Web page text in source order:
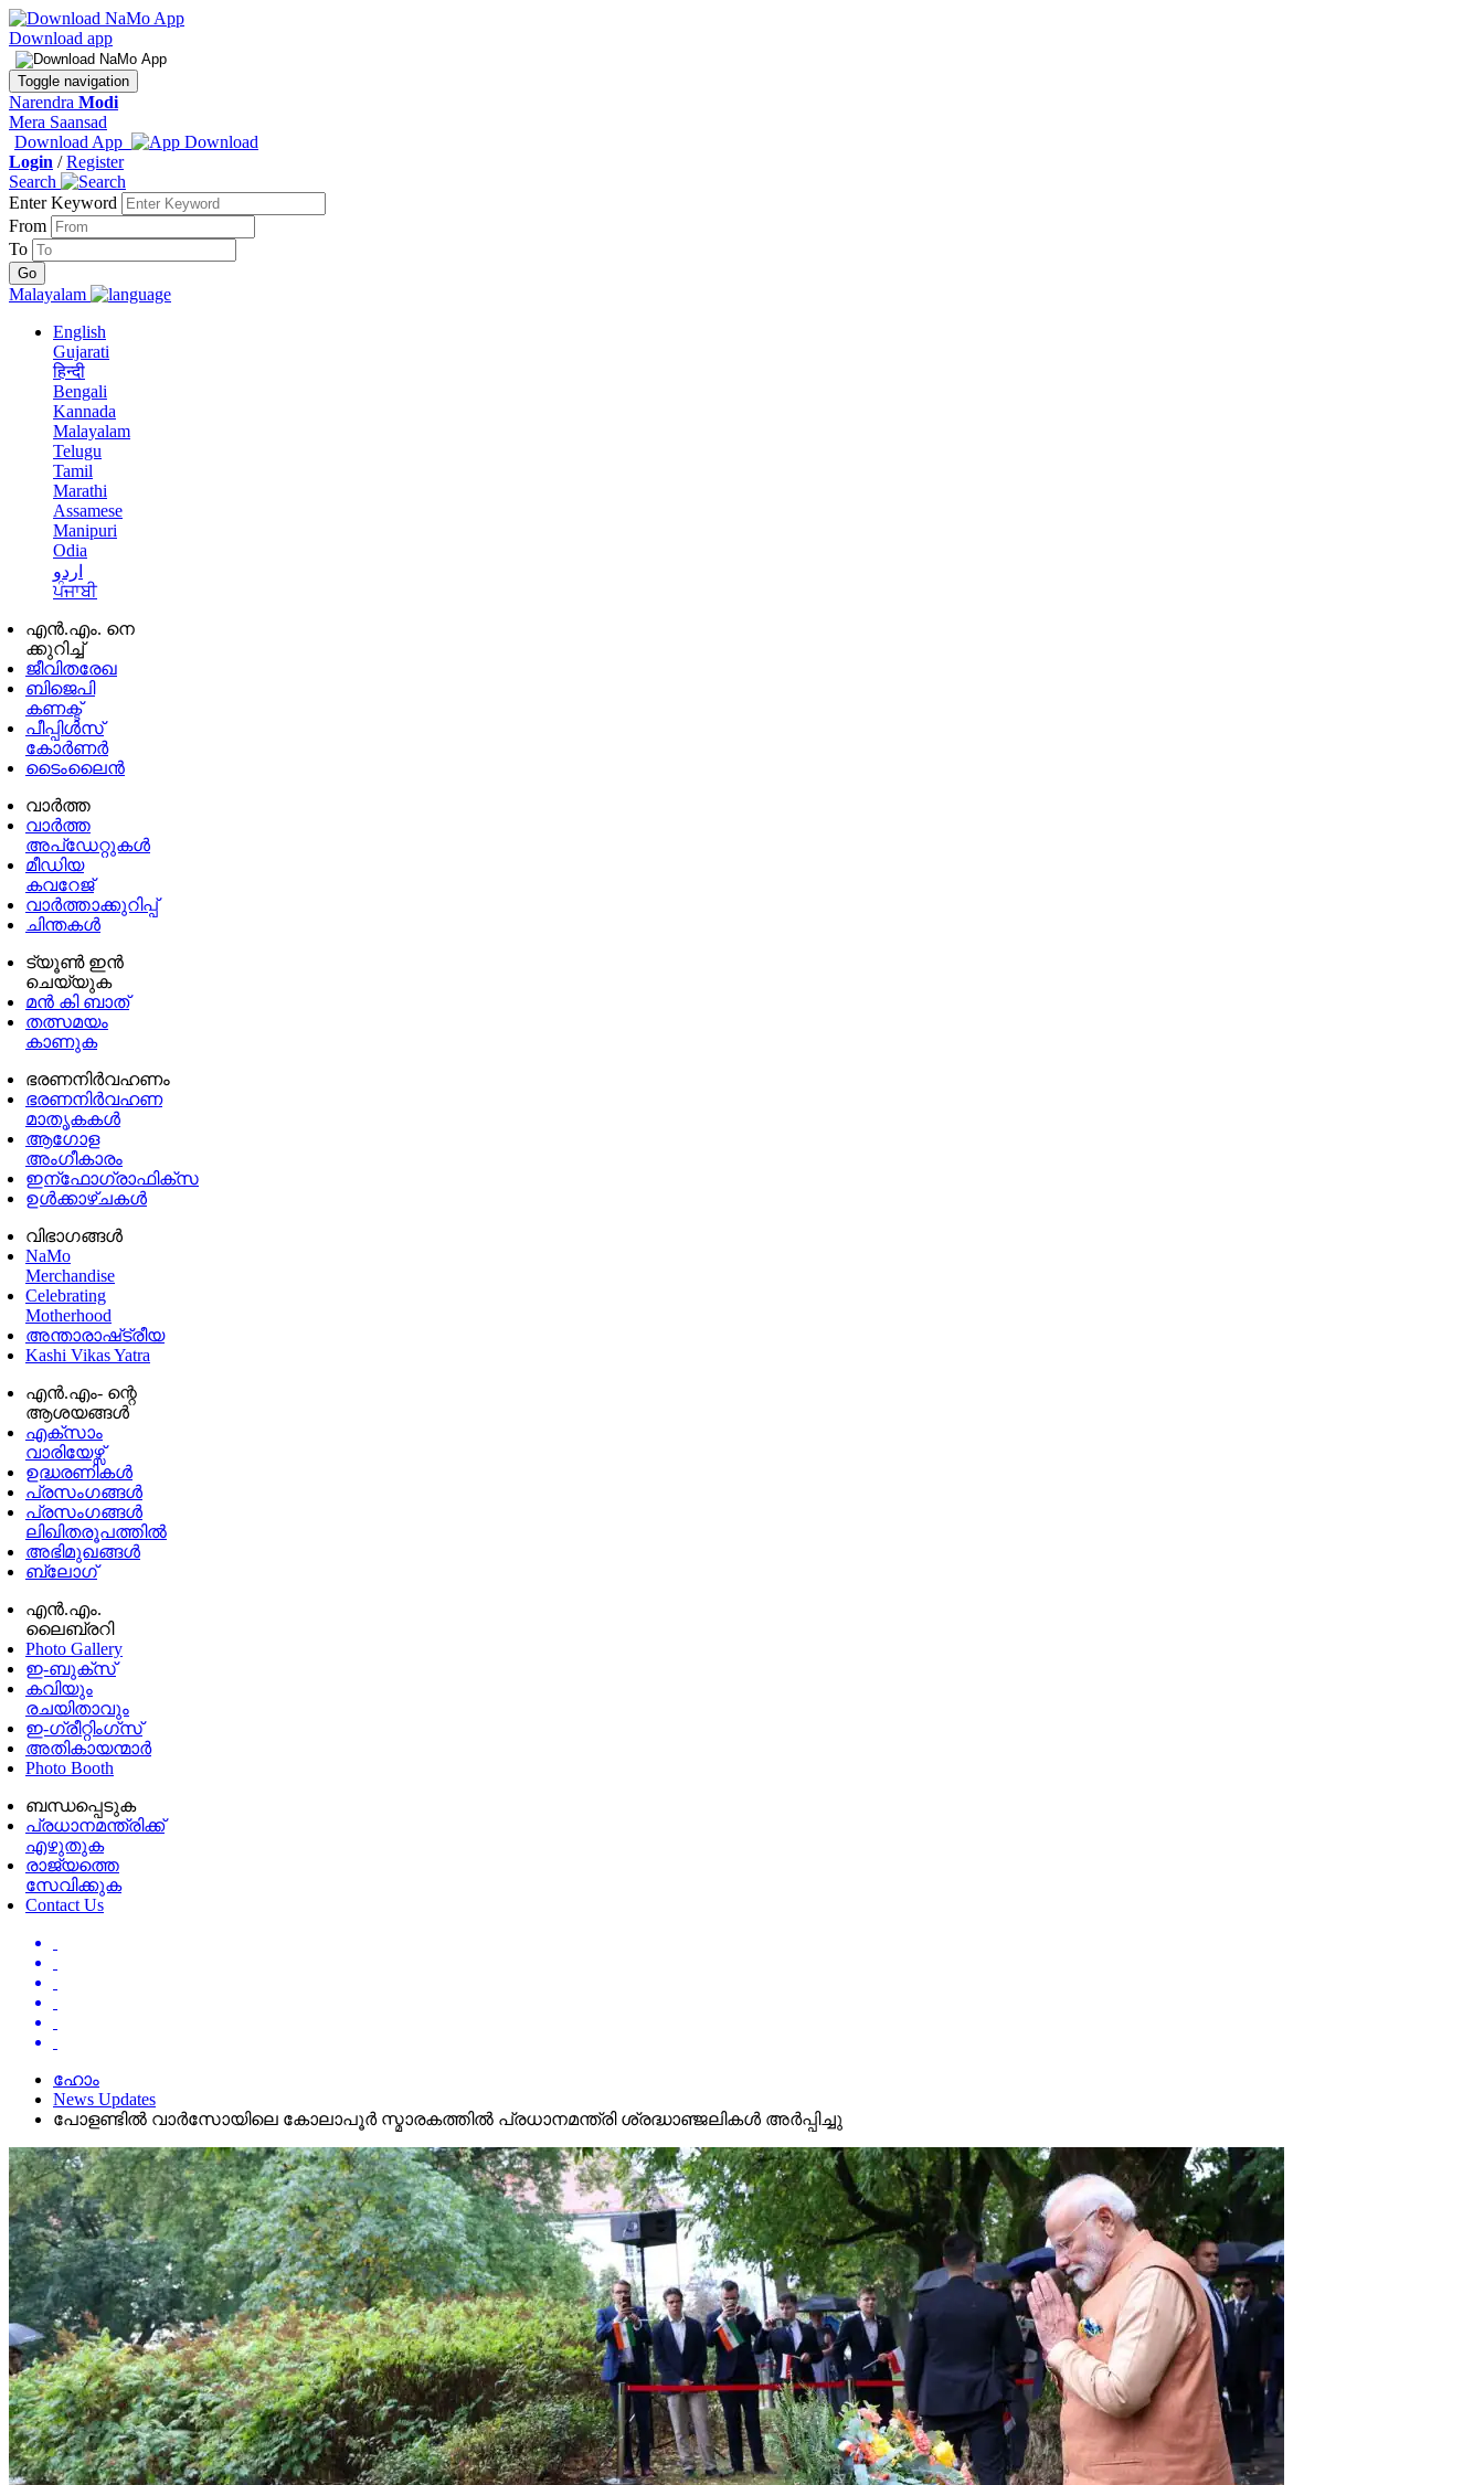
Download app
Toggle navigation
Narendra Modi
Mera Saansad
Download App
Login /Register
Search
Enter Keyword
From
To
Malayalam
English
Gujarati
हिन्दी
Bengali
Kannada
Malayalam
Telugu
Tamil
Marathi
Assamese
Manipuri
Odia
اردو
ਪੰਜਾਬੀ
എൻ.എം. നെ
ക്കുറിച്ച്
ജീവിതരേഖ
ബിജെപി
കണക്ട്
പീപ്പിൾസ്
കോർണർ
ടൈംലൈൻ
വാർത്ത
വാർത്ത
അപ്ഡേറ്റുകൾ
മീഡിയ
കവറേജ്
വാർത്താക്കുറിപ്പ്
ചിന്തകൾ
ട്യൂൺ ഇൻ
ചെയ്യുക
മൻ കി ബാത്
തത്സമയം
കാണുക
ഭരണനിര്‍വഹണം
ഭരണനിര്‍വഹണ
മാതൃകകൾ
ആഗോള
അംഗീകാരം
ഇന്ഫോഗ്രാഫിക്സ
ഉള്‍ക്കാഴ്‌ചകൾ
വിഭാഗങ്ങൾ
NaMo
Merchandise
Celebrating
Motherhood
അന്താരാഷ്‌ട്രീയ
Kashi Vikas Yatra
എൻ.എം- ന്റെ
ആശയങ്ങൾ
എക്സാം
വാരിയേഴ്സ്
ഉദ്ധരണികള്‍
പ്രസംഗങ്ങള്‍
പ്രസംഗങ്ങൾ
ലിഖിതരൂപത്തിൽ
അഭിമുഖങ്ങൾ
ബ്ലോഗ്
എൻ.എം.
ലൈബ്രറി
Photo Gallery
ഇ-ബുക്‌സ്
കവിയും
രചയിതാവും
ഇ-ഗ്രീറ്റിംഗ്‌സ്
അതികായന്മാർ
Photo Booth
ബന്ധപ്പെടുക
പ്രധാനമന്ത്രിക്ക്
എഴുതുക
രാജ്യത്തെ
സേവിക്കുക
Contact Us
ഹോം
News Updates
പോളണ്ടില്‍ വാര്‍സോയിലെ കോലാപൂര്‍ സ്മാരകത്തില്‍ പ്രധാനമന്ത്രി ശ്രദ്ധാഞ്ജലികള്‍ അര്‍പ്പിച്ചു